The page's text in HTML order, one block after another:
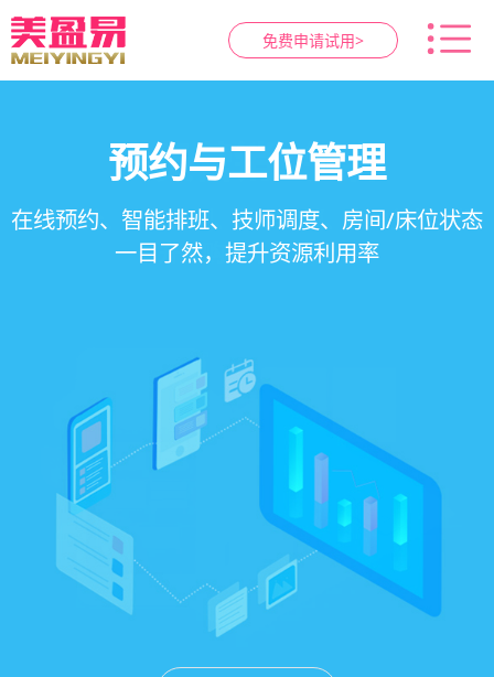
免费申请试用>
智慧养生馆管理系统
一站式解决养生馆预约、服务、会员、财务、营
销全流程数字化管理
会员营销&锁客
会员积分、套餐定制、精准营销、客户关怀，提
升复购率与客单价
预约与工位管理
在线预约、智能排班、技师调度、房间/床位状态
一目了然，提升资源利用率
健康档案与效果追踪
客户体质记录、服务方案执行、效果对比，数据
化展示服务价值